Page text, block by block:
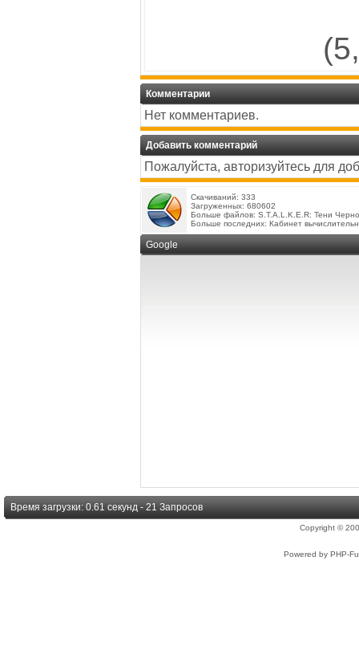
Комментарии
Нет комментариев.
Добавить комментарий
Пожалуйста, авторизуйтесь для
Скачиваний: 333
Загруженных: 680602
Больше файлов: S.T.A.L.K.E.R: Тени
Больше последних: Кабинет
Google
Время загрузки: 0.61 секунд - 21 Запросов
Copyright ©
Powered by PHP-